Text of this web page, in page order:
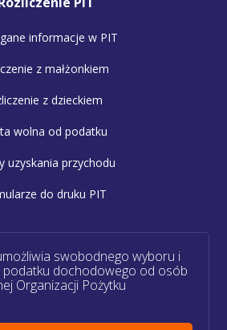
informacje w PIT
z małżonkiem
z dzieckiem
wolna od podatku
uzyskania przychodu
do druku PIT
swobodnego wyboru i
podatku dochodowego od osób
Organizacji Pożytku